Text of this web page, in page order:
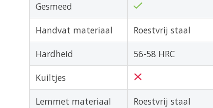
Gesmeed
Handvat materiaal Roestvrij staal
Hardheid 56-58 HRC
Kuiltjes
Lemmet materiaal Roestvrij staal